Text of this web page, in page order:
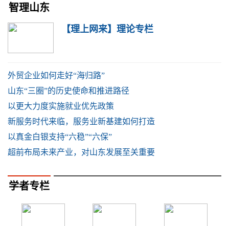
智理山东
【理上网来】理论专栏
外贸企业如何走好“海归路”
山东“三圈”的历史使命和推进路径
以更大力度实施就业优先政策
新服务时代来临，服务业新基建如何打造
以真金白银支持“六稳”“六保”
超前布局未来产业，对山东发展至关重要
学者专栏